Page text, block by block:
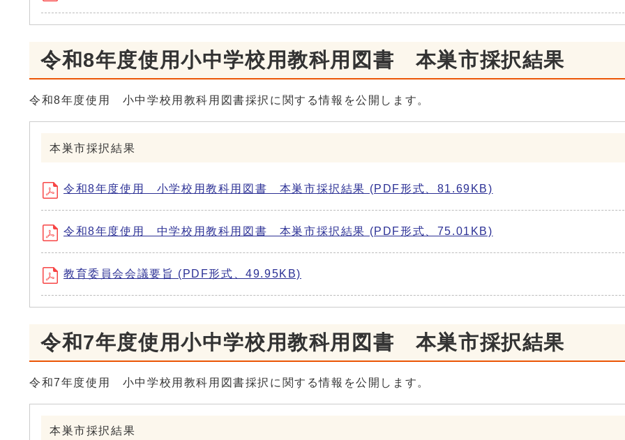
令和8年度使用小中学校用教科用図書 本巣市採択結果
令和8年度使用 小中学校用教科用図書採択に関する情報を公開します。
本巣市採択結果
令和8年度使用 小学校用教科用図書 本巣市採択結果 (PDF形式、81.69KB)
令和8年度使用 中学校用教科用図書 本巣市採択結果 (PDF形式、75.01KB)
教育委員会会議要旨 (PDF形式、49.95KB)
令和7年度使用小中学校用教科用図書 本巣市採択結果
令和7年度使用 小中学校用教科用図書採択に関する情報を公開します。
本巣市採択結果